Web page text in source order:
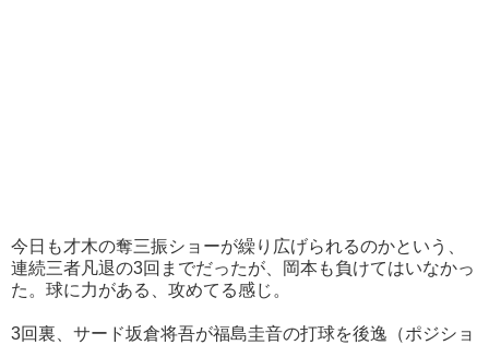
今日も才木の奪三振ショーが繰り広げられるのかという、
連続三者凡退の3回までだったが、岡本も負けてはいなかっ
た。球に力がある、攻めてる感じ。
3回裏、サード坂倉将吾が福島圭音の打球を後逸（ポジショ